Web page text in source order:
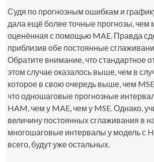
Судя по прогнозным ошибкам и
дала ещё более точные прогнозы, чем
оценённая с помощью MAE. Правда
приблизив обе постоянные
Обратите внимание, что стандартное
этом случае оказалось выше, чем в
которое в свою очередь выше, чем
что одношаговые прогнозные
HAM, чем у MAE, чем у MSE. Однако,
величину постоянных сглаживания в
многошаговые интервалы у модель с
всего, будут уже остальных.